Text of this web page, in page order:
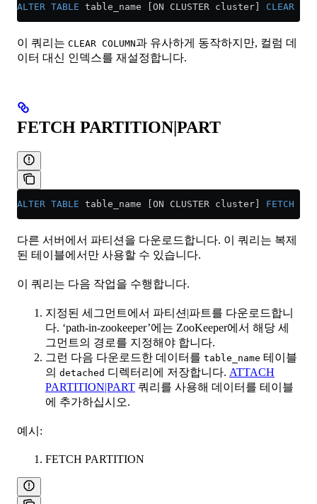
ALTER TABLE table_name [ON CLUSTER cluster] CLEAR
이 쿼리는 CLEAR COLUMN과 유사하게 동작하지만, 컬럼 데
이터 대신 인덱스를 재설정합니다.
FETCH PARTITION|PART
ALTER TABLE table_name [ON CLUSTER cluster] FETCH
다른 서버에서 파티션을 다운로드합니다. 이 쿼리는 복제
된 테이블에서만 사용할 수 있습니다.
이 쿼리는 다음 작업을 수행합니다.
지정된 세그먼트에서 파티션|파트를 다운로드합니
다. ‘path-in-zookeeper’에는 ZooKeeper에서 해당 세
그먼트의 경로를 지정해야 합니다.
그런 다음 다운로드한 데이터를 table_name 테이블
의 detached 디렉터리에 저장합니다. ATTACH
PARTITION|PART 쿼리를 사용해 데이터를 테이블
에 추가하십시오.
예시:
FETCH PARTITION